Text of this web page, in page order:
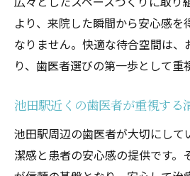
リングの質
口コミで評判の良い歯
ント
注目
快適な診療を支える歯
夫
より、来院した瞬間から安心感を
なりません。快適な待合空間は、
り、歯医者選びの第一歩として重
池田駅近くの歯医者が重視する
池田駅周辺の歯医者が大切にして
潔感と患者の安心感の提供です。